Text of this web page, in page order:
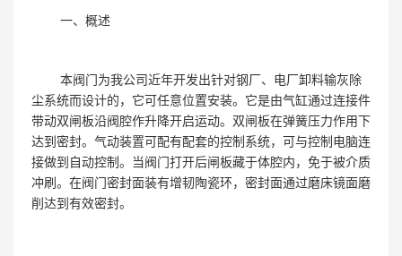
一、概述
本阀门为我公司近年开发出针对钢厂、电厂卸料输灰除
尘系统而设计的，它可任意位置安装。它是由气缸通过连接件
带动双闸板沿阀腔作升降开启运动。双闸板在弹簧压力作用下
达到密封。气动装置可配有配套的控制系统，可与控制电脑连
接做到自动控制。当阀门打开后闸板藏于体腔内，免于被介质
冲刷。在阀门密封面装有增韧陶瓷环，密封面通过磨床镜面磨
削达到有效密封。